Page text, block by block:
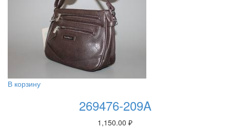
В корзину
269476-209A
1,150.00 ₽